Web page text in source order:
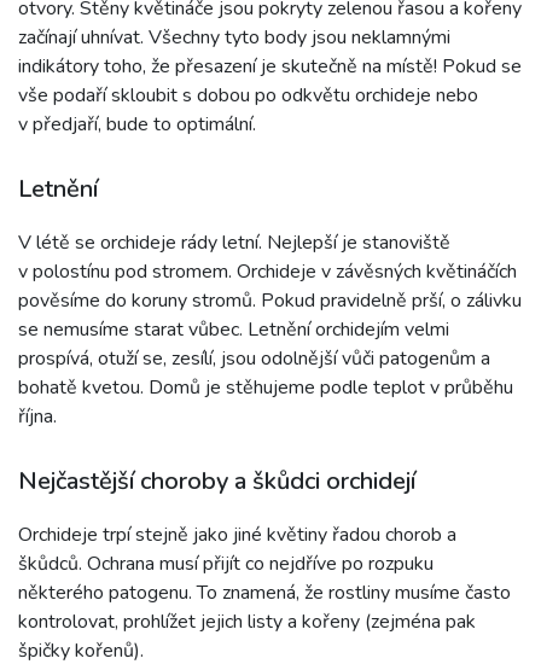
otvory. Stěny květináče jsou pokryty zelenou řasou a kořeny
začínají uhnívat. Všechny tyto body jsou neklamnými
indikátory toho, že přesazení je skutečně na místě! Pokud se
vše podaří skloubit s dobou po odkvětu orchideje nebo
v předjaří, bude to optimální.
Letnění
V létě se orchideje rády letní. Nejlepší je stanoviště
v polostínu pod stromem. Orchideje v závěsných květináčích
pověsíme do koruny stromů. Pokud pravidelně prší, o zálivku
se nemusíme starat vůbec. Letnění orchidejím velmi
prospívá, otuží se, zesílí, jsou odolnější vůči patogenům a
bohatě kvetou. Domů je stěhujeme podle teplot v průběhu
října.
Nejčastější choroby a škůdci orchidejí
Orchideje trpí stejně jako jiné květiny řadou chorob a
škůdců. Ochrana musí přijít co nejdříve po rozpuku
některého patogenu. To znamená, že rostliny musíme často
kontrolovat, prohlížet jejich listy a kořeny (zejména pak
špičky kořenů).